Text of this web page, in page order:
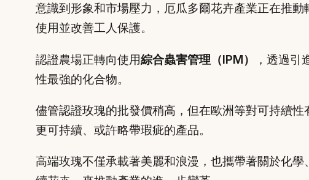
意識到形象和市場壓力，厄瓜多爾花卉產業正在推
使用並改善工人保護。
認證農場正轉向使用綜合蟲害管理（IPM）
，透過
性最強的化合物。
儘管認證玫瑰的批發價稍高，但在歐洲等對可持續
更可持續、或許略帶瑕疵的產品。
高端玫瑰不僅承載著美麗和浪漫，也攜帶著關於化